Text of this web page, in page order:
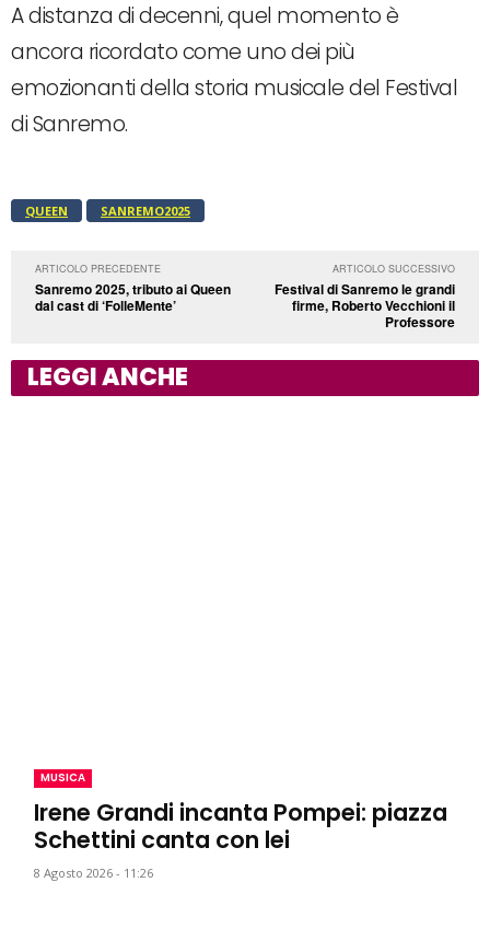
A distanza di decenni, quel momento è
ancora ricordato come uno dei più
emozionanti della storia musicale del Festival
di Sanremo.
QUEEN SANREMO2025
ARTICOLO PRECEDENTE
Sanremo 2025, tributo ai Queen
dal cast di ‘FolleMente’
ARTICOLO SUCCESSIVO
Festival di Sanremo le grandi
firme, Roberto Vecchioni il
Professore
LEGGI ANCHE
MUSICA
Irene Grandi incanta Pompei: piazza
Schettini canta con lei
8 Agosto 2026 - 11:26